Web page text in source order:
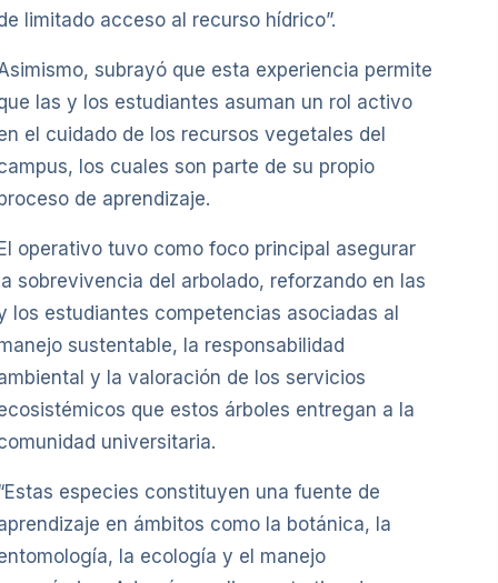
limitado acceso al recurso hídrico”.
subrayó que esta experiencia permite
las y los estudiantes asuman un rol activo
el cuidado de los recursos vegetales del
los cuales son parte de su propio
de aprendizaje.
operativo tuvo como foco principal asegurar
sobrevivencia del arbolado, reforzando en las
los estudiantes competencias asociadas al
sustentable, la responsabilidad
y la valoración de los servicios
que estos árboles entregan a la
universitaria.
especies constituyen una fuente de
en ámbitos como la botánica, la
la ecología y el manejo